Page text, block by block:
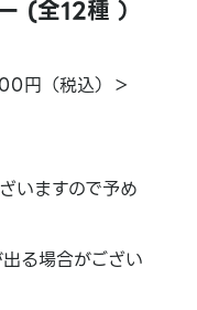
(全12種 ）
円（税込）＞
いますので予め
る場合がござい